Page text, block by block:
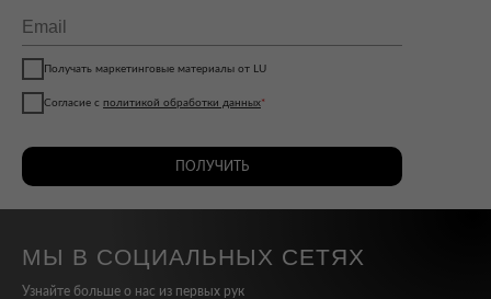
Получать маркетинговые материалы от LU
Согласие с политикой обработки данных*
ПОЛУЧИТЬ
МЫ В СОЦИАЛЬНЫХ СЕТЯХ
Узнайте больше о нас из первых рук